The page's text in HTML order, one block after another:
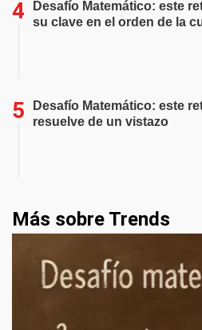
Desafío Matemático: este
su clave en el orden de la
Desafío Matemático: este
resuelve de un vistazo
Más sobre Trends